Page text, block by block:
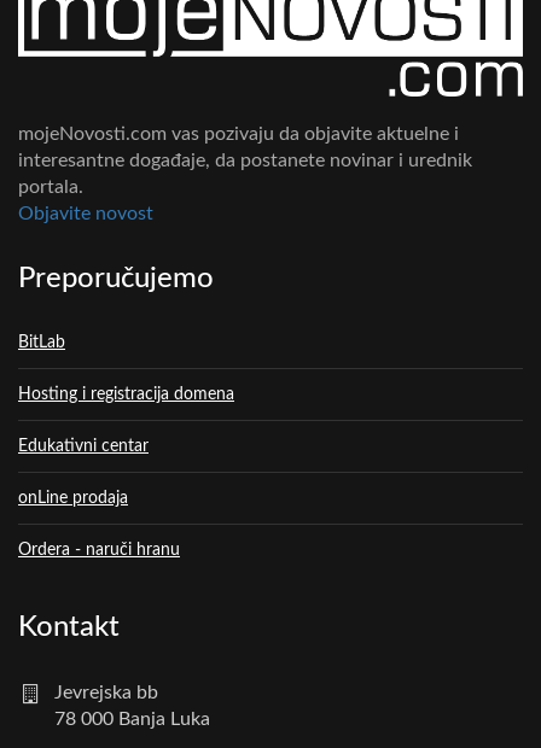
mojeNovosti.com vas pozivaju da objavite aktuelne i
interesantne događaje, da postanete novinar i urednik
portala.
Objavite novost
Preporučujemo
BitLab
Hosting i registracija domena
Edukativni centar
onLine prodaja
Ordera - naruči hranu
Kontakt
Jevrejska bb
78 000 Banja Luka